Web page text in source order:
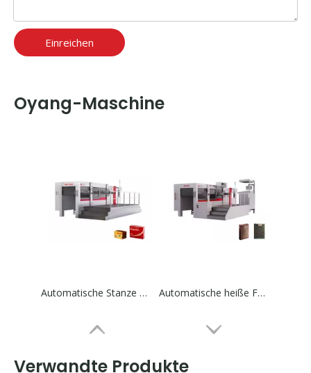
Einreichen
Oyang-Maschine
Automatische Stanze Schneid- und Faltenmaschine Automatische heiße Folienstanzung und Sterblichkeitsschneidemaschine
Verwandte Produkte